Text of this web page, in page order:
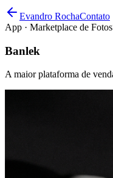
Evandro RochaContato
App · Marketplace de Fotos
Banlek
A maior plataforma de